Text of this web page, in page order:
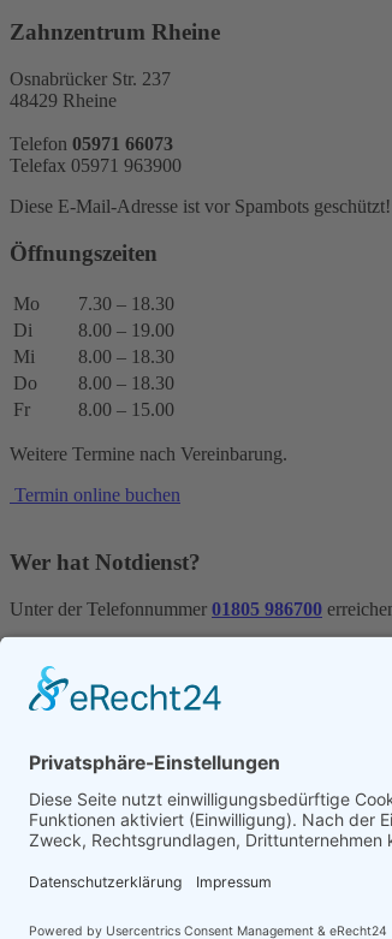
Zahnzentrum Rheine
Osnabrücker Str. 237
48429 Rheine
Telefon 05971 66073
Telefax 05971 963900
Diese E-Mail-Adresse ist vor Spambots
Öffnungszeiten
Mo
7.30 – 18.30
Di
8.00 – 19.00
Mi
8.00 – 18.30
Do
8.00 – 18.30
Fr
8.00 – 15.00
Weitere Termine nach Vereinbarung.
Termin online buchen
Wer hat Notdienst?
Unter der Telefonnummer 01805 986700
Die leistungsstärksten Zahnzusatzversicherungen
Jameda Zahnarzt Trame
Jameda Dr. Wegenast
Jameda Zahnärztin Weßels
Facebook
Instagram
YouTube